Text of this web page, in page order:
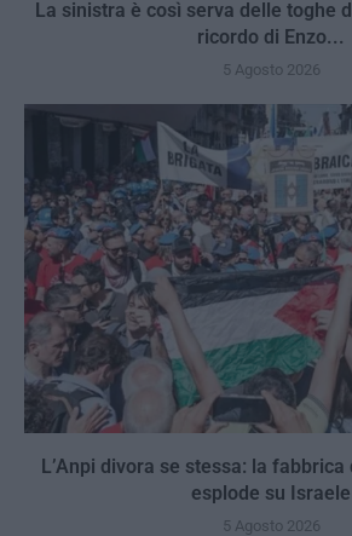
La sinistra è così serva delle toghe
ricordo di Enzo...
5 Agosto 2026
L’Anpi divora se stessa: la
esplode su Israele
5 Agosto 2026